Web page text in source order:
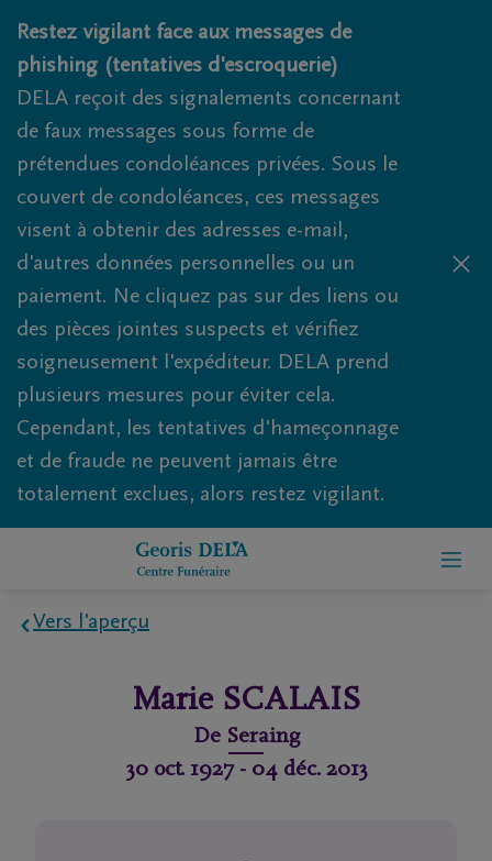
Obituaries.breadcrumbs.SkipLink
Restez vigilant face aux messages de
phishing (tentatives d'escroquerie)
DELA reçoit des signalements concernant
de faux messages sous forme de
prétendues condoléances privées. Sous le
couvert de condoléances, ces messages
visent à obtenir des adresses e-mail,
d'autres données personnelles ou un
paiement. Ne cliquez pas sur des liens ou
des pièces jointes suspects et vérifiez
soigneusement l'expéditeur. DELA prend
plusieurs mesures pour éviter cela.
Cependant, les tentatives d'hameçonnage
et de fraude ne peuvent jamais être
totalement exclues, alors restez vigilant.
Vers l'aperçu
Marie SCALAIS
De Seraing
30 oct. 1927- 04 déc. 2013